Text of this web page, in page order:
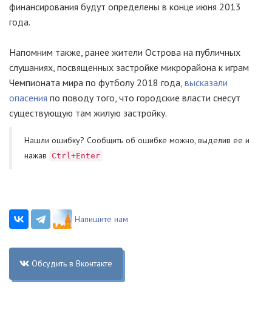
финансирования будут определены в конце июня 2013
года.
Напомним также, ранее жители Острова на публичных
слушаниях, посвященных застройке микрорайона к играм
Чемпионата мира по футболу 2018 года, высказали
опасения по поводу того, что городские власти снесут
существующую там жилую застройку.
Нашли ошибку? Cообщить об ошибке можно, выделив ее и
нажав
Ctrl+Enter
Напишите нам
Обсудить в Вконтакте